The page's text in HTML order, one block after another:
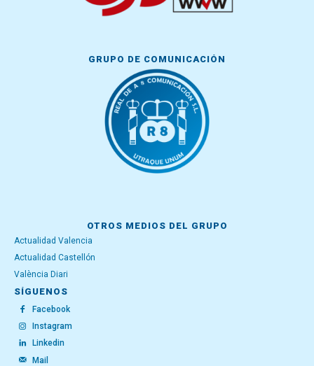
GRUPO DE COMUNICACIÓN
OTROS MEDIOS DEL GRUPO
Actualidad Valencia
Actualidad Castellón
València Diari
SÍGUENOS
Facebook
Instagram
Linkedin
Mail